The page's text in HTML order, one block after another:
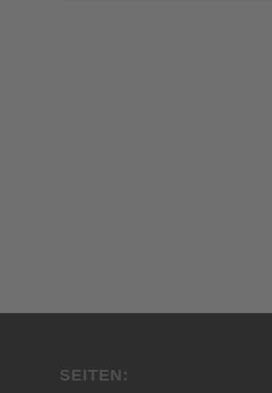
SEITEN: